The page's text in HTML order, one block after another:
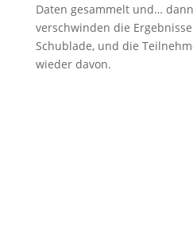
Daten gesammelt und…
verschwinden die
Schublade, und die
wieder davon.